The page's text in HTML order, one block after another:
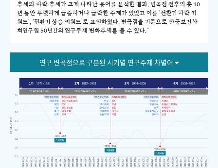
추세와 하락 추세가 크게 나타난 용어를 분석한 결과, 변곡점 전후의 총 10
년 동안 뚜렷하게 급증하거나 급락한 주제가 있었고 이를 '전환기 하락 키
워드', '전환기 상승 키워드'로 표현하였다. 변곡점을 기준으로 한국보건사
회연구원 50년간의 연구주제 변화추세를 볼 수 있다."
연구 변곡점으로 구분된 시기별 연구주제 차별어